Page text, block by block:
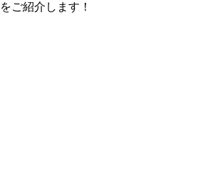
ご紹介します！